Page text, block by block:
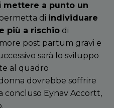
mettere a punto un
di individuare
più a rischio di
post partum gravi e
sarà lo sviluppo
al quadro
dovrebbe soffrire
concluso Eynav Accortt,
.